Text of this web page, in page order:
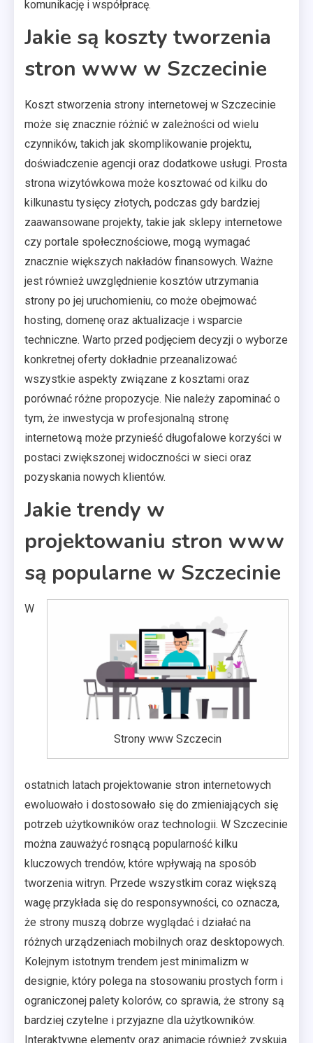
komunikację i współpracę.
Jakie są koszty tworzenia
stron www w Szczecinie
Koszt stworzenia strony internetowej w Szczecinie
może się znacznie różnić w zależności od wielu
czynników, takich jak skomplikowanie projektu,
doświadczenie agencji oraz dodatkowe usługi. Prosta
strona wizytówkowa może kosztować od kilku do
kilkunastu tysięcy złotych, podczas gdy bardziej
zaawansowane projekty, takie jak sklepy internetowe
czy portale społecznościowe, mogą wymagać
znacznie większych nakładów finansowych. Ważne
jest również uwzględnienie kosztów utrzymania
strony po jej uruchomieniu, co może obejmować
hosting, domenę oraz aktualizacje i wsparcie
techniczne. Warto przed podjęciem decyzji o wyborze
konkretnej oferty dokładnie przeanalizować
wszystkie aspekty związane z kosztami oraz
porównać różne propozycje. Nie należy zapominać o
tym, że inwestycja w profesjonalną stronę
internetową może przynieść długofalowe korzyści w
postaci zwiększonej widoczności w sieci oraz
pozyskania nowych klientów.
Jakie trendy w
projektowaniu stron www
są popularne w Szczecinie
Strony www Szczecin
W
ostatnich latach projektowanie stron internetowych
ewoluowało i dostosowało się do zmieniających się
potrzeb użytkowników oraz technologii. W Szczecinie
można zauważyć rosnącą popularność kilku
kluczowych trendów, które wpływają na sposób
tworzenia witryn. Przede wszystkim coraz większą
wagę przykłada się do responsywności, co oznacza,
że strony muszą dobrze wyglądać i działać na
różnych urządzeniach mobilnych oraz desktopowych.
Kolejnym istotnym trendem jest minimalizm w
designie, który polega na stosowaniu prostych form i
ograniczonej palety kolorów, co sprawia, że strony są
bardziej czytelne i przyjazne dla użytkowników.
Interaktywne elementy oraz animacje również zyskują